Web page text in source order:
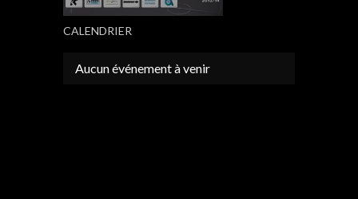
CALENDRIER
Aucun événement à venir